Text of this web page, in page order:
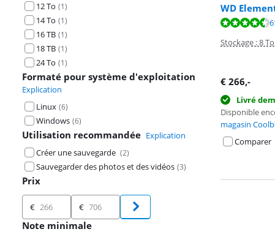
12 To (1)
14 To (1)
16 TB (1)
18 TB (1)
24 To (1)
Formaté pour système d'exploitation
Explication
Linux (6)
Windows (6)
Utilisation recommandée Explication
Créer une sauvegarde (2)
Sauvegarder des photos et des vidéos (3)
Prix
Prix
€ €
Note minimale
WD
La note est de
Stockage : 8 To
€ 266,-
Livré
Disponible
magasin
Comparer